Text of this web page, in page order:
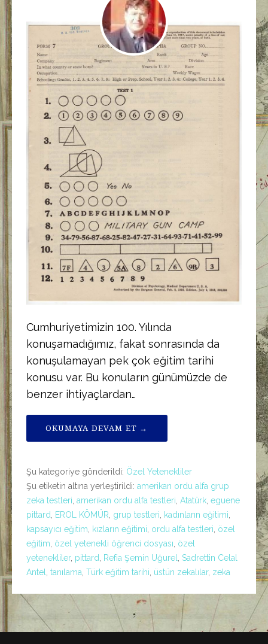
Cumhuriyetimizin 100. Yılında
konuşamadığımız, fakat sonrasında da
konuşulamayan pek çok eğitim tarihi
konusu var. Bu konuların günümüzde de
benzer ihtiyaçlardan…
OKUMAYA DEVAM ET →
Şu kategoriye gönderildi: Özel Yetenekliler
Şu etiketin altına yerleştirildi: amerikan ordu alfa grup
zeka testleri amerikan ordu alfa testleri Atatürk eguene
pittard
EROL KÖMÜR grup testleri kadınların eğitimi
kapsayıcı eğitim
kızların eğitimi ordu alfa testleri özel
eğitim özel yetenekli öğrenci dosyası özel
yetenekliler, pittard Refia Şemin Uğurel
Sadrettin Celal
Antel
tanılama Türk eğitim tarihi üstün zekalılar, zeka